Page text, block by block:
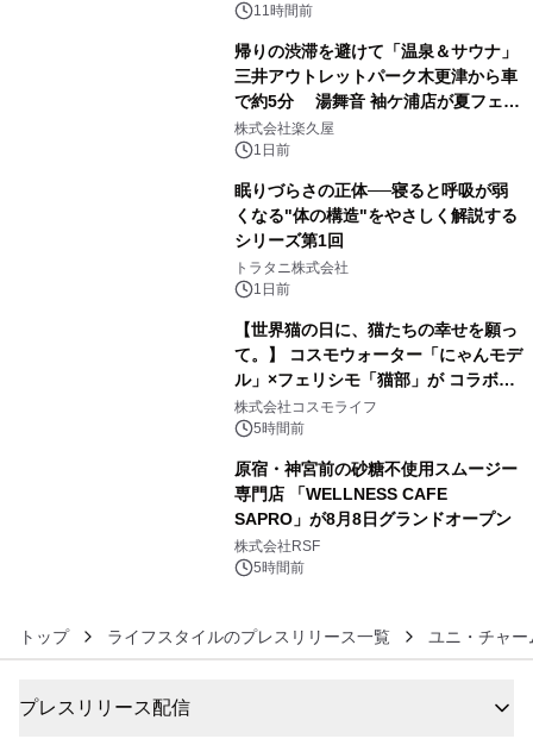
ぐっと豊かに
11時間前
帰りの渋滞を避けて「温泉＆サウナ」
三井アウトレットパーク木更津から車
で約5分 湯舞音 袖ケ浦店が夏フェア
メニューを提供
株式会社楽久屋
1日前
眠りづらさの正体──寝ると呼吸が弱
くなる"体の構造"をやさしく解説する
シリーズ第1回
トラタニ株式会社
1日前
【世界猫の日に、猫たちの幸せを願っ
て。】 コスモウォーター「にゃんモデ
ル」×フェリシモ「猫部」が コラボキ
ャンペーンを実施
株式会社コスモライフ
5時間前
原宿・神宮前の砂糖不使用スムージー
専門店 「WELLNESS CAFE
SAPRO」が8月8日グランドオープン
株式会社RSF
5時間前
トップ ライフスタイルのプレスリリース一覧 ユニ・チャー
プレスリリース配信